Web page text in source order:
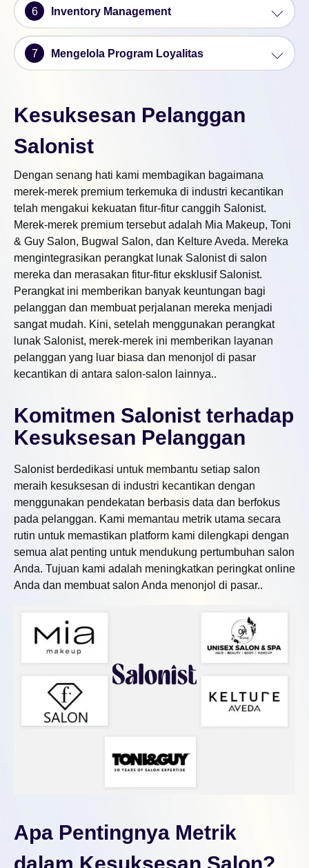
6 Inventory Management
7 Mengelola Program Loyalitas
Kesuksesan Pelanggan
Salonist
Dengan senang hati kami membagikan bagaimana
merek-merek premium terkemuka di industri kecantikan
telah mengakui kekuatan fitur-fitur canggih Salonist.
Merek-merek premium tersebut adalah Mia Makeup, Toni
& Guy Salon, Bugwal Salon, dan Kelture Aveda. Mereka
mengintegrasikan perangkat lunak Salonist di salon
mereka dan merasakan fitur-fitur eksklusif Salonist.
Perangkat ini memberikan banyak keuntungan bagi
pelanggan dan membuat perjalanan mereka menjadi
sangat mudah. Kini, setelah menggunakan perangkat
lunak Salonist, merek-merek ini memberikan layanan
pelanggan yang luar biasa dan menonjol di pasar
kecantikan di antara salon-salon lainnya..
Komitmen Salonist terhadap
Kesuksesan Pelanggan
Salonist berdedikasi untuk membantu setiap salon
meraih kesuksesan di industri kecantikan dengan
menggunakan pendekatan berbasis data dan berfokus
pada pelanggan. Kami memantau metrik utama secara
rutin untuk memastikan platform kami dilengkapi dengan
semua alat penting untuk mendukung pertumbuhan salon
Anda. Tujuan kami adalah meningkatkan peringkat online
Anda dan membuat salon Anda menonjol di pasar..
Apa Pentingnya Metrik